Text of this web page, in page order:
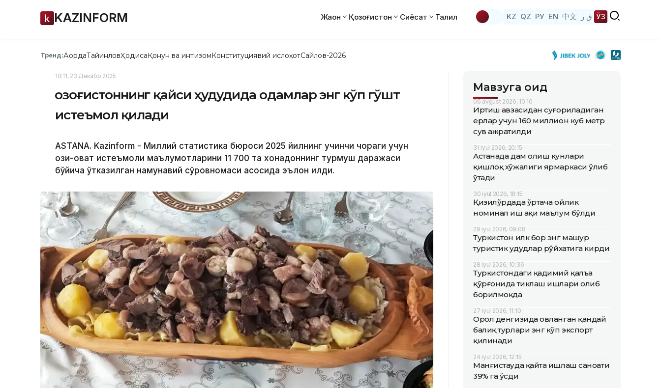
KAZINFORM Жаҳон Қозоғистон Сиёсат Таҳлил KZ QZ РУ EN 中文 ق ز ЎЗ
Тренд:АқордаТайинловҲодисаҚонун ва интизомКонституциявий ислоҳотСайлов-2026
10:11, 23 Декабр 2025
Қозоғистоннинг қайси ҳудудида одамлар энг кўп гўшт
истеъмол қилади
ASTANA. Kazinform - Миллий статистика бюроси 2025 йилнинг учинчи чораги учун
озиқ-овқат истеъмоли маълумотларини 11 700 та хонадоннинг турмуш даражаси
бўйича ўтказилган намунавий сўровномаси асосида эълон қилди.
Мавзуга оид
06 avgust 2026, 10:10
Иртиш ҳавзасидан суғориладиган
ерлар учун 160 миллион куб метр
сув ажратилди
31 iyul 2026, 20:15
Астанада дам олиш кунлари
қишлоқ хўжалиги ярмаркаси ўлиб
ўтади
30 iyul 2026, 18:15
Қизилўрдада ўртача ойлик
номинал иш ҳақи маълум бўлди
29 iyul 2026, 09:08
Туркистон илк бор энг машҳур
туристик ҳудудлар рўйхатига кирди
28 iyul 2026, 10:36
Туркистондаги қадимий қалъа
қўрғонида тиклаш ишлари олиб
борилмоқда
27 iyul 2026, 11:10
Орол денгизида овланган қандай
балиқ турлари энг кўп экспорт
қилинади
24 iyul 2026, 12:15
Манғистауда қайта ишлаш саноати
39% га ўсди